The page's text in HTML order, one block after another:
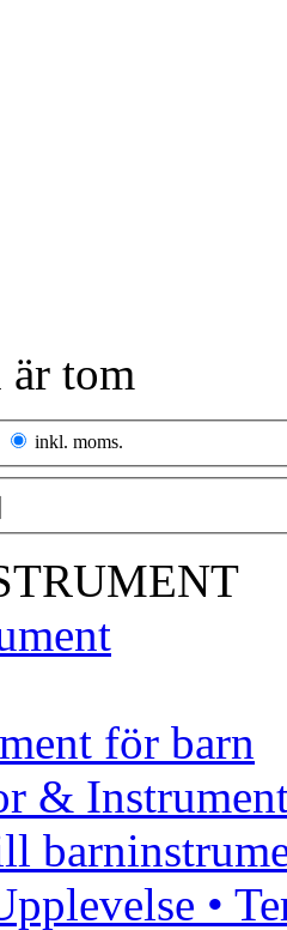
är tom
inkl. moms.
för barn
&
•